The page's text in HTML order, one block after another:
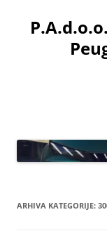
sadržaja
ARHIVA KATEGORIJE: